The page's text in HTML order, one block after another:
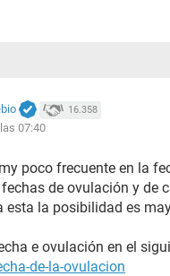
16.358
07:40
poco frecuente en la
de ovulación y de
esta la posibilidad es
e ovulación en el
de-la-ovulacion